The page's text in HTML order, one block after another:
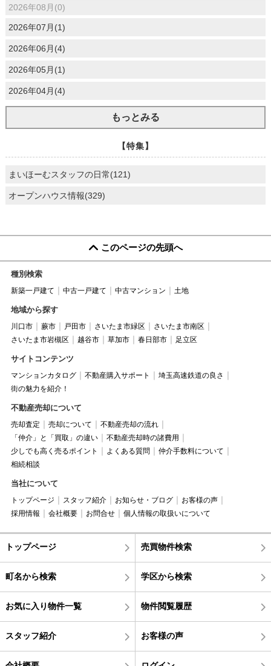
2026年08月(0)
2026年07月(1)
2026年06月(4)
2026年05月(1)
2026年04月(4)
もっとみる
【特集】
まいほーむスタッフの日常(121)
オープンハウス情報(329)
このページの先頭へ
種別検索
新築一戸建て 中古一戸建て 中古マンション 土地
地域から探す
川口市 蕨市 戸田市 さいたま市緑区
さいたま市南区
さいたま市岩槻区
越谷市 草加市 春日部市 足立区
サイトコンテンツ
マンションカタログ 不動産購入サポート
埼玉高速鉄道の良さ
街の魅力を紹介！
不動産売却について
売却査定 売却について
不動産売却の流れ
「仲介」と「買取」の違い
不動産売却時の諸費用
少しでも高く売るポイント
よくある質問
仲介手数料について
相続相談
当社について
トップページ スタッフ紹介 お知らせ・ブログ
お客様の声
採用情報
会社概要 お問合せ 個人情報の取扱いについて
トップページ 売買物件検索
町名から検索 学区から検索
お気に入り物件一覧 物件閲覧履歴
スタッフ紹介 お客様の声